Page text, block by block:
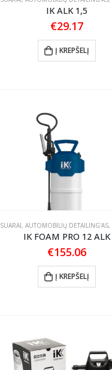
IK ALK 1,5
€29.17
Į KREPŠELĮ
, AUTOMOBILIŲ DETAILING'AS,
IK FOAM PRO 12 ALK
€155.06
Į KREPŠELĮ